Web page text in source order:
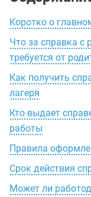
Коротко о
Что за справка с
требуется от
Как получить
лагеря
Кто выдает
работы
Правила
Срок действия
Может ли